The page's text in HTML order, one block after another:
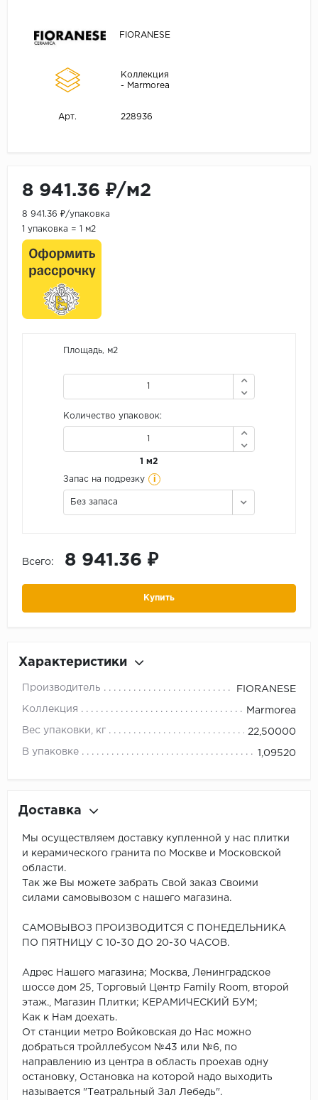
FIORANESE
Коллекция
- Marmorea
Арт. 228936
8 941.36 ₽/м2
8 941.36 ₽/упаковка
1 упаковка = 1 м2
Площадь, м2
Количество упаковок:
1 м2
Запас на подрезку i
Без запаса
Всего: 8 941.36 ₽
Купить
Характеристики
Производитель FIORANESE
Коллекция Marmorea
Вес упаковки, кг 22,50000
В упаковке 1,09520
Доставка
Мы осуществляем доставку купленной у нас плитки
и керамического гранита по Москве и Московской
области.
Так же Вы можете забрать Свой заказ Своими
силами самовывозом с нашего магазина.
САМОВЫВОЗ ПРОИЗВОДИТСЯ С ПОНЕДЕЛЬНИКА
ПО ПЯТНИЦУ С 10-30 ДО 20-30 ЧАСОВ.
Адрес Нашего магазина; Москва, Ленинградское
шоссе дом 25, Торговый Центр Family Room, второй
этаж., Магазин Плитки; КЕРАМИЧЕСКИЙ БУМ;
Как к Нам доехать.
От станции метро Войковская до Нас можно
добраться тройллебусом №43 или №6, по
направлению из центра в область проехав одну
остановку, Остановка на которой надо выходить
называется "Театральный Зал Лебедь".